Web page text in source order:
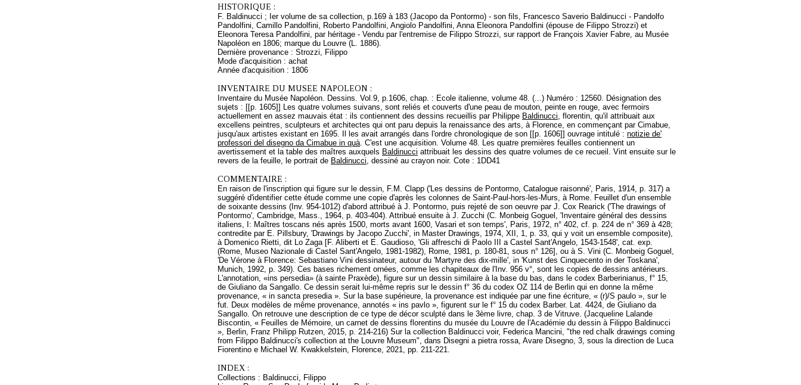
HISTORIQUE :
F. Baldinucci ; Ier volume de sa collection, p.169 à 183 (Jacopo da Pontormo) - son fils, Francesco Saverio Baldinucci - Pandolfo
Pandolfini, Camillo Pandolfini, Roberto Pandolfini, Angiolo Pandolfini, Anna Eleonora Pandolfini (épouse de Filippo Strozzi) et
Eleonora Teresa Pandolfini, par héritage - Vendu par l'entremise de Filippo Strozzi, sur rapport de François Xavier Fabre, au Musée
Napoléon en 1806; marque du Louvre (L. 1886).
Dernière provenance : Strozzi, Filippo
Mode d'acquisition : achat
Année d'acquisition : 1806
INVENTAIRE DU MUSEE NAPOLEON :
Inventaire du Musée Napoléon. Dessins. Vol.9, p.1606, chap. : Ecole italienne, volume 48. (...) Numéro : 12560. Désignation des
sujets : [[p. 1605]] Les quatre volumes suivans, sont reliés et couverts d'une peau de mouton, peinte en rouge, avec fermoirs
actuellement en assez mauvais état : ils contiennent des dessins recueillis par Philippe Baldinucci, florentin, qu'il attribuait aux
excellens peintres, sculpteurs et architectes qui ont paru depuis la renaissance des arts, à Florence, en commençant par Cimabue,
jusqu'aux artistes existant en 1695. Il les avait arrangés dans l'ordre chronologique de son [[p. 1606]] ouvrage intitulé : notizie de'
professori del disegno da Cimabue in quà. C'est une acquisition. Volume 48. Les quatre premières feuilles contiennent un
avertissement et la table des maîtres auxquels Baldinucci attribuait les dessins des quatre volumes de ce recueil. Vint ensuite sur le
revers de la feuille, le portrait de Baldinucci, dessiné au crayon noir. Cote : 1DD41
COMMENTAIRE :
En raison de l'inscription qui figure sur le dessin, F.M. Clapp ('Les dessins de Pontormo, Catalogue raisonné', Paris, 1914, p. 317) a
suggéré d'identifier cette étude comme une copie d'après les colonnes de Saint-Paul-hors-les-Murs, à Rome. Feuillet d'un ensemble
de soixante dessins (Inv. 954-1012) d'abord attribué à J. Pontormo, puis rejeté de son oeuvre par J. Cox Rearick ('The drawings of
Pontormo', Cambridge, Mass., 1964, p. 403-404). Attribué ensuite à J. Zucchi (C. Monbeig Goguel, 'Inventaire général des dessins
italiens, I: Maîtres toscans nés après 1500, morts avant 1600, Vasari et son temps', Paris, 1972, n° 402, cf. p. 224 de n° 369 à 428;
contredite par E. Pillsbury, 'Drawings by Jacopo Zucchi', in Master Drawings, 1974, XII, 1, p. 33, qui y voit un ensemble composite),
à Domenico Rietti, dit Lo Zaga [F. Aliberti et E. Gaudioso, 'Gli affreschi di Paolo III a Castel Sant'Angelo, 1543-1548', cat. exp.
(Rome, Museo Nazionale di Castel Sant'Angelo, 1981-1982), Rome, 1981, p. 180-81, sous n° 126], ou à S. Vini (C. Monbeig Goguel,
'De Vérone à Florence: Sebastiano Vini dessinateur, autour du 'Martyre des dix-mille', in 'Kunst des Cinquecento in der Toskana',
Munich, 1992, p. 349). Ces bases richement ornées, comme les chapiteaux de l'Inv. 956 v°, sont les copies de dessins antérieurs.
L'annotation, «ins persedia» (à sainte Praxède), figure sur un dessin similaire à la base du bas, dans le codex Barberinianus, f° 15,
de Giuliano da Sangallo. Ce dessin serait lui-même repris sur le dessin f° 36 du codex OZ 114 de Berlin qui en donne la même
provenance, « in sancta presedia ». Sur la base supérieure, la provenance est indiquée par une fine écriture, « (r)/S paulo », sur le
fut. Deux modèles de même provenance, annotés « ins pavlo », figurent sur le f° 15 du codex Barber. Lat. 4424, de Giuliano da
Sangallo. On retrouve une description de ce type de décor sculpté dans le 3ème livre, chap. 3 de Vitruve. (Jacqueline Lalande
Biscontin, « Feuilles de Mémoire, un carnet de dessins florentins du musée du Louvre de l'Académie du dessin à Filippo Baldinucci
», Berlin, Franz Philipp Rutzen, 2015, p. 214-216) Sur la collection Baldinucci voir, Federica Mancini, "the red chalk drawings coming
from Filippo Baldinucci's collection at the Louvre Museum", dans Disegni a pietra rossa, Avare Disegno, 3, sous la direction de Luca
Fiorentino e Michael W. Kwakkelstein, Florence, 2021, pp. 211-221.
INDEX :
Collections : Baldinucci, Filippo